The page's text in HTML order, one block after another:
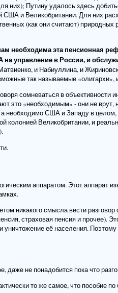
них); Путину удалось здесь
США и Великобритании. Для них
(как они считают)
необходима эта пенсионная
на управление в России, и
и Набиуллина, и
так называемые «олигархи»,
сомневаться в объективности
это «необходимым» - они не врут,
а необходимо США и Западу в
Великобритании, и
аппаратом. Этот аппарат
никакого смысла вести
страховая пенсия и прочее).
уничтожение её населения.
не понадобится пока что
то же самое, что пособие